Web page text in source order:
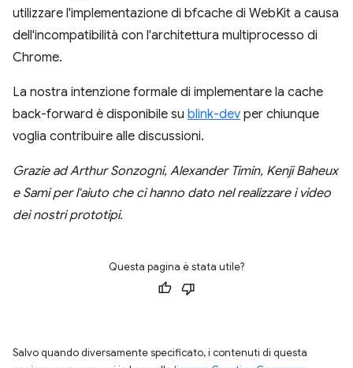
utilizzare l'implementazione di bfcache di WebKit a causa
dell'incompatibilità con l'architettura multiprocesso di
Chrome.
La nostra intenzione formale di implementare la cache
back-forward è disponibile su blink-dev per chiunque
voglia contribuire alle discussioni.
Grazie ad Arthur Sonzogni, Alexander Timin, Kenji Baheux
e Sami per l'aiuto che ci hanno dato nel realizzare i video
dei nostri prototipi.
Questa pagina è stata utile?
Salvo quando diversamente specificato, i contenuti di questa